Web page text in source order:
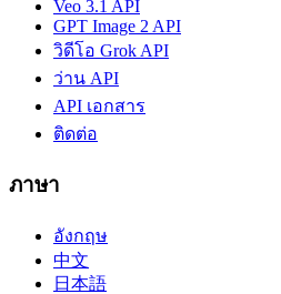
Veo 3.1 API
GPT Image 2 API
วิดีโอ Grok API
ว่าน API
API เอกสาร
ติดต่อ
ภาษา
อังกฤษ
中文
日本語